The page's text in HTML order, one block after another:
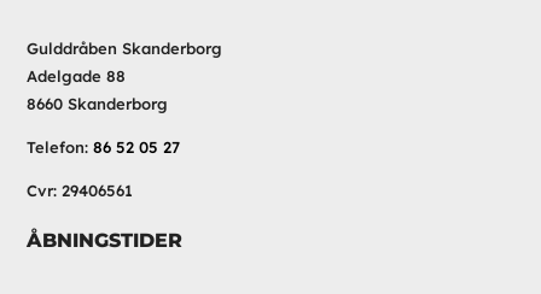
Gulddråben Skanderborg
Adelgade 88
8660 Skanderborg
Telefon:86 52 05 27
Cvr: 29406561
ÅBNINGSTIDER